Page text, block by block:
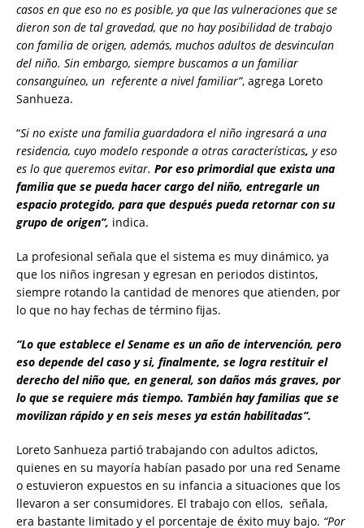
casos en que eso no es posible, ya que las vulneraciones que se
dieron son de tal gravedad, que no hay posibilidad de trabajo
con familia de origen, además, muchos adultos de desvinculan
del niño. Sin embargo, siempre buscamos a un familiar
consanguíneo, un referente a nivel familiar”, agrega Loreto
Sanhueza.
“Si no existe una familia guardadora el niño ingresará a una
residencia, cuyo modelo responde a otras características, y eso
es lo que queremos evitar. Por eso primordial que exista una
familia que se pueda hacer cargo del niño, entregarle un
espacio protegido, para que después pueda retornar con su
grupo de origen”, indica.
La profesional señala que el sistema es muy dinámico, ya
que los niños ingresan y egresan en periodos distintos,
siempre rotando la cantidad de menores que atienden, por
lo que no hay fechas de término fijas.
“Lo que establece el Sename es un año de intervención, pero
eso depende del caso y si, finalmente, se logra restituir el
derecho del niño que, en general, son daños más graves, por
lo que se requiere más tiempo. También hay familias que se
movilizan rápido y en seis meses ya están habilitadas”.
Loreto Sanhueza partió trabajando con adultos adictos,
quienes en su mayoría habían pasado por una red Sename
o estuvieron expuestos en su infancia a situaciones que los
llevaron a ser consumidores. El trabajo con ellos, señala,
era bastante limitado y el porcentaje de éxito muy bajo. “Por